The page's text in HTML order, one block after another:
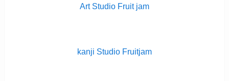
Art Studio Fruit jam
kanji Studio Fruitjam